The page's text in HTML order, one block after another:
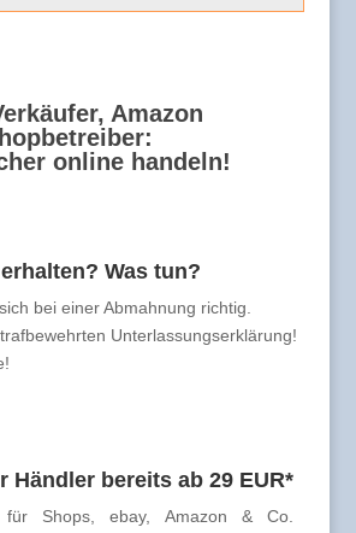
Amazon
online handeln!
Was tun?
bei einer Abmahnung richtig.
Unterlassungserklärung!
Händler bereits ab 29 EUR*
für Shops, ebay, Amazon & Co.